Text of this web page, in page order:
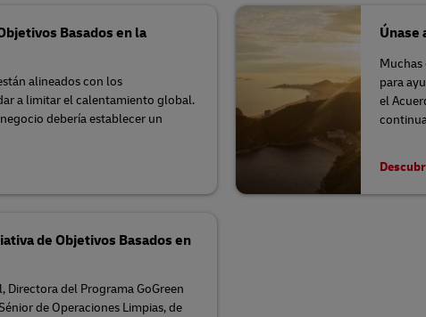
Basados en la
alineados con los
a limitar el calentamiento global.
debería establecer un
Únase
Muchas
para
el
de Objetivos Basados en
Directora del Programa GoGreen
de Operaciones Limpias, de